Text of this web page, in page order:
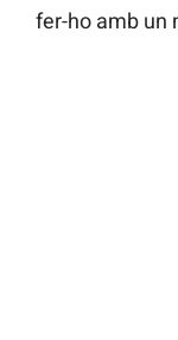
fer-ho amb un